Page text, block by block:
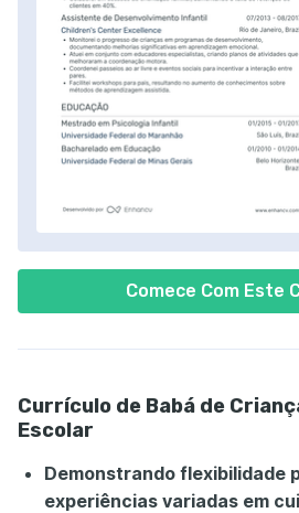
Comece Com Este
Currículo de Babá de
Escolar
Demonstrando flexibilidade
experiências variadas em